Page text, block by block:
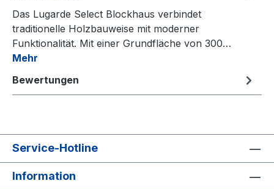
Das Lugarde Select Blockhaus verbindet
traditionelle Holzbauweise mit moderner
Funktionalität. Mit einer Grundfläche von 300…
Mehr
Bewertungen
Service-Hotline
Information